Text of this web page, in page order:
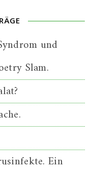
und
Slam.
Ein